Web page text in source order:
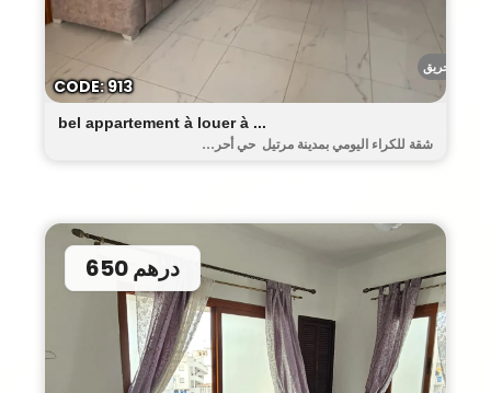
أحريق
bel appartement à louer à ...
شقة للكراء اليومي بمدينة مرتيل حي أحر...
CODE: 913
650 درهم